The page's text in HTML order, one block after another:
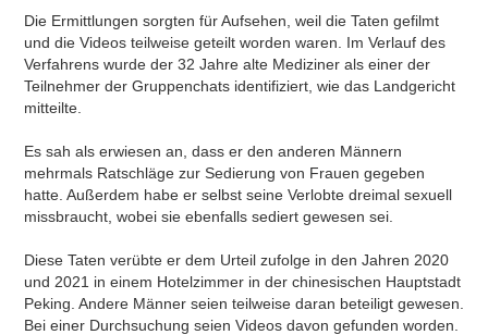
Die Ermittlungen sorgten für Aufsehen, weil die Taten gefilmt
und die Videos teilweise geteilt worden waren. Im Verlauf des
Verfahrens wurde der 32 Jahre alte Mediziner als einer der
Teilnehmer der Gruppenchats identifiziert, wie das Landgericht
mitteilte.
Es sah als erwiesen an, dass er den anderen Männern
mehrmals Ratschläge zur Sedierung von Frauen gegeben
hatte. Außerdem habe er selbst seine Verlobte dreimal sexuell
missbraucht, wobei sie ebenfalls sediert gewesen sei.
Diese Taten verübte er dem Urteil zufolge in den Jahren 2020
und 2021 in einem Hotelzimmer in der chinesischen Hauptstadt
Peking. Andere Männer seien teilweise daran beteiligt gewesen.
Bei einer Durchsuchung seien Videos davon gefunden worden.